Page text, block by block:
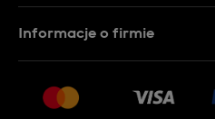
Zwroty i reklamacje
Informacje o firmie
Praca